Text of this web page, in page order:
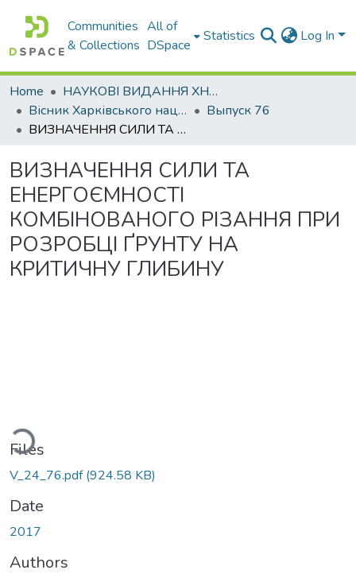
Communities
& Collections
All of
DSpace
Statistics Log In
Home
НАУКОВІ ВИДАННЯ ХНАДУ
Вісник Харківського національного автомобільно-дорожнього університету / Вестник Харьковского национального автомобильно-дорожного университета
Выпуск 76
ВИЗНАЧЕННЯ СИЛИ ТА ЕНЕРГОЄМНОСТІ КОМБІНОВАНОГО РІЗАННЯ ПРИ РОЗРОБЦІ ҐРУНТУ НА КРИТИЧНУ ГЛИБИНУ
ВИЗНАЧЕННЯ СИЛИ ТА
ЕНЕРГОЄМНОСТІ
КОМБІНОВАНОГО РІЗАННЯ ПРИ
РОЗРОБЦІ ҐРУНТУ НА
КРИТИЧНУ ГЛИБИНУ
Files
V_24_76.pdf(924.58 KB)
Date
2017
Authors